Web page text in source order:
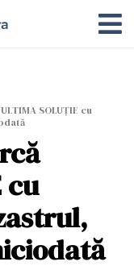
SOLUȚIE cu
cu